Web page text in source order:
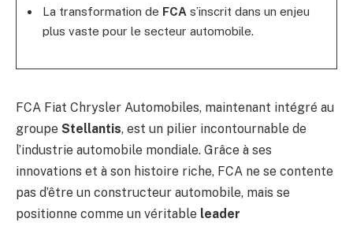
La transformation de FCAs’inscrit dans un enjeu
plus vaste pour le secteur automobile.
FCA Fiat Chrysler Automobiles, maintenant intégré au
groupe Stellantis, est un pilier incontournable de
l’industrie automobile mondiale. Grâce à ses
innovations et à son histoire riche, FCA ne se contente
pas d’être un constructeur automobile, mais se
positionne comme un véritable leader